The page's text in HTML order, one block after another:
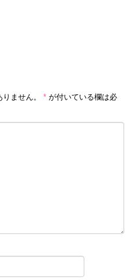
ません。 * が付いている欄は必